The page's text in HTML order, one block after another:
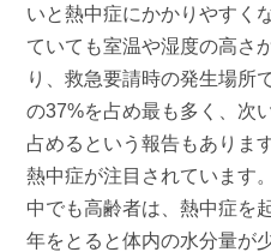
いと熱中症にかかりやすく
ていても室温や湿度の高さ
り、救急要請時の発生場所
の37%を占め最も多く、次
占めるという報告もありま
熱中症が注目されています。
中でも高齢者は、熱中症を
年をとると体内の水分量が